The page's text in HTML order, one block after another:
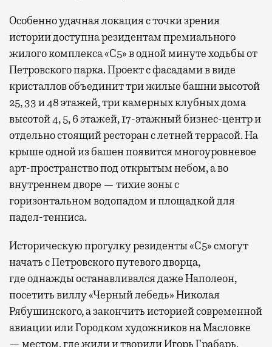
Особенно удачная локация с точки зрения
истории доступна резидентам премиального
жилого комплекса «С5»в одной минуте ходьбы от
Петровского парка. Проект с фасадами в виде
кристаллов объединит три жилые башни высотой
25, 33 и 48 этажей, три камерных клубных дома
высотой 4, 5, 6 этажей, 17-этажный бизнес-центр и
отдельно стоящий ресторан с летней террасой. На
крыше одной из башен появится многоуровневое
арт-пространство под открытым небом, а во
внутреннем дворе — тихие зоны с
горизонтальном водопадом и площадкой для
падел-тенниса.
Историческую прогулку резиденты «С5» смогут
начать с Петровского путевого дворца,
гдеоднажды останавливался даже Наполеон,
посетить виллу «Черный лебедь» Николая
Рябушинского, а закончить историей современной
авиации или Городком художников на Масловке
— местом, где жили и творили Игорь Грабарь,